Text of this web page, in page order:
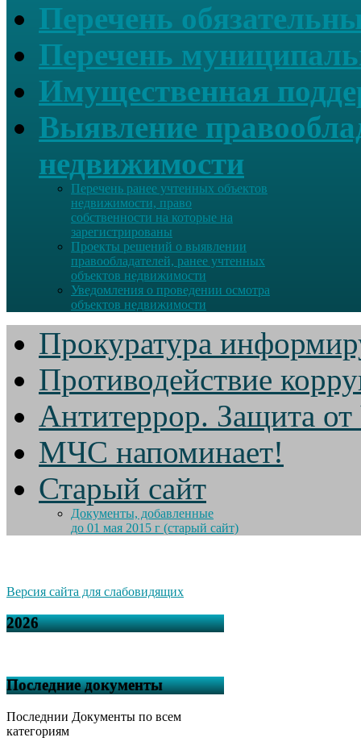
Перечень
Перечень
Имущественная
Выявление
недвижимости
Перечень ранее учтенных объектов
недвижимости, право
собственности на которые на
зарегистрированы
Проекты решений о выявлении
правообладателей, ранее учтенных
объектов недвижимости
Уведомления о проведении осмотра
объектов недвижимости
Прокуратура
Противодействие
Антитеррор. Защита
МЧС напоминает!
Старый сайт
Документы, добавленные
до 01 мая 2015 г (старый сайт)
Версия сайта для слабовидящих
2026
Последние документы
Последнии Документы по всем
категориям